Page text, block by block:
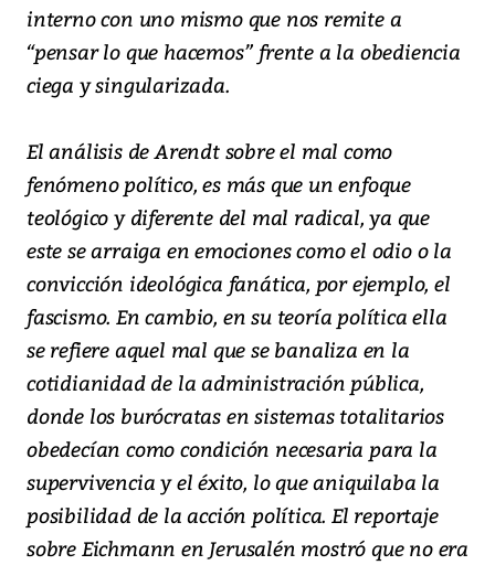
interno con uno mismo que nos remite a
“pensar lo que hacemos” frente a la obediencia
ciega y singularizada.
El análisis de Arendt sobre el mal como
fenómeno político, es más que un enfoque
teológico y diferente del mal radical, ya que
este se arraiga en emociones como el odio o la
convicción ideológica fanática, por ejemplo, el
fascismo. En cambio, en su teoría política ella
se refiere aquel mal que se banaliza en la
cotidianidad de la administración pública,
donde los burócratas en sistemas totalitarios
obedecían como condición necesaria para la
supervivencia y el éxito, lo que aniquilaba la
posibilidad de la acción política. El reportaje
sobre Eichmann en Jerusalén mostró que no era